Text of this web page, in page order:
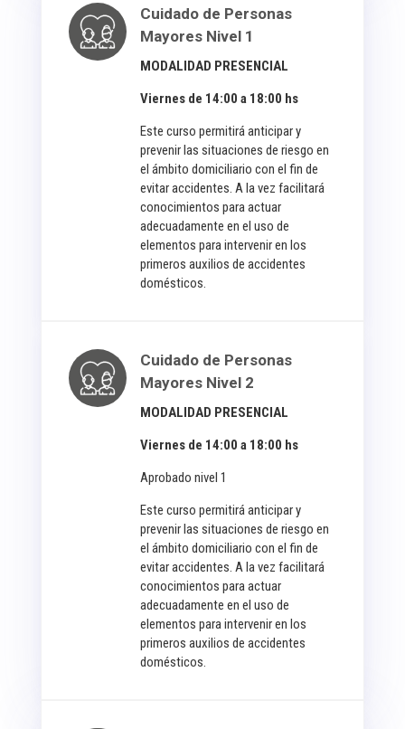
Cuidado de Personas
Mayores Nivel 1
MODALIDAD PRESENCIAL
Viernes de 14:00 a 18:00 hs
Este curso permitirá anticipar y
prevenir las situaciones de riesgo en
el ámbito domiciliario con el fin de
evitar accidentes. A la vez facilitará
conocimientos para actuar
adecuadamente en el uso de
elementos para intervenir en los
primeros auxilios de accidentes
domésticos.
Cuidado de Personas
Mayores Nivel 2
MODALIDAD PRESENCIAL
Viernes de 14:00 a 18:00 hs
Aprobado nivel 1
Este curso permitirá anticipar y
prevenir las situaciones de riesgo en
el ámbito domiciliario con el fin de
evitar accidentes. A la vez facilitará
conocimientos para actuar
adecuadamente en el uso de
elementos para intervenir en los
primeros auxilios de accidentes
domésticos.